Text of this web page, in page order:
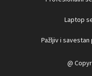
Laptop
Pažljiv i
@